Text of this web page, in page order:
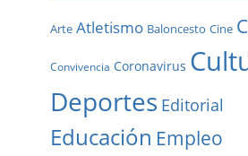
Arte Atletismo Baloncesto Cine
Convivencia Coronavirus
Deportes Editorial
Educación Empleo